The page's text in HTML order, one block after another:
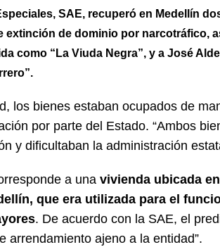
SAE, recuperó en Medellín
extinción de dominio por narcotráfico,
como “La Viuda Negra”, y a José
los bienes estaban ocupados de
por parte del Estado. “Ambos
y dificultaban la administración
a una vivienda ubicada
que era utilizada para el
. De acuerdo con la SAE, el
arrendamiento ajeno a la entidad”.